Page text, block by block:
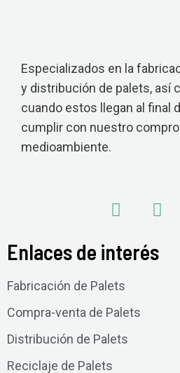
Especializados en la
y distribución de palets, así
cuando estos llegan al final
cumplir con nuestro
medioambiente.
Enlaces de interés
Fabricación de Palets
Compra-venta de Palets
Distribución de Palets
Reciclaje de Palets